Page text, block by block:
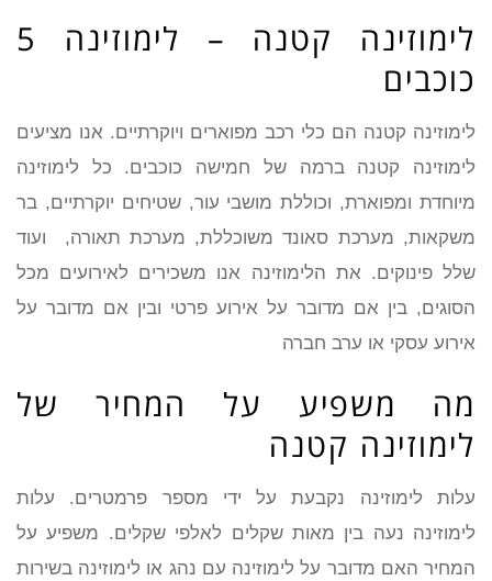
לימוזינה קטנה – לימוזינה 5
כוכבים
לימוזינה קטנה הם כלי רכב מפוארים ויוקרתיים. אנו מציעים
לימוזינה קטנה ברמה של חמישה כוכבים. כל לימוזינה
מיוחדת ומפוארת, וכוללת מושבי עור, שטיחים יוקרתיים, בר
משקאות, מערכת סאונד משוכללת, מערכת תאורה, ועוד
שלל פינוקים. את הלימוזינה אנו משכירים לאירועים מכל
הסוגים, בין אם מדובר על אירוע פרטי ובין אם מדובר על
אירוע עסקי או ערב חברה
מה משפיע על המחיר של
לימוזינה קטנה
עלות לימוזינה נקבעת על ידי מספר פרמטרים. עלות
לימוזינה נעה בין מאות שקלים לאלפי שקלים. משפיע על
המחיר האם מדובר על לימוזינה עם נהג או לימוזינה בשירות